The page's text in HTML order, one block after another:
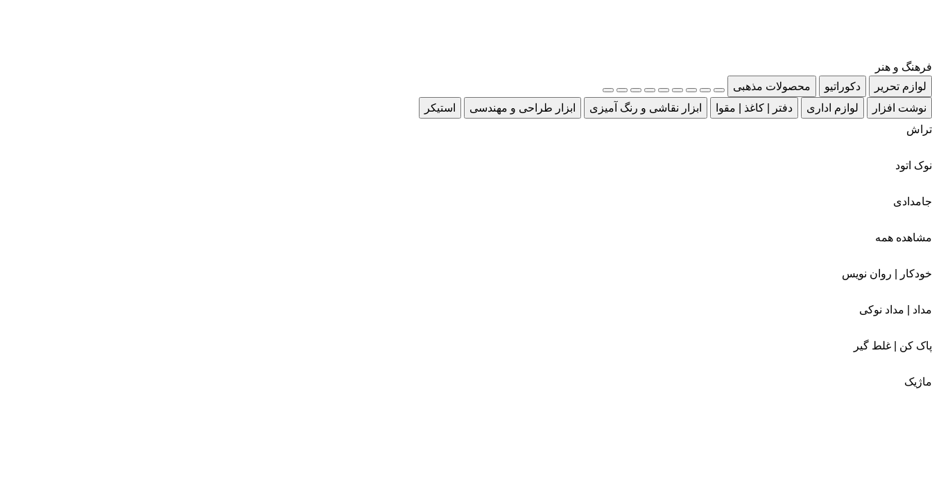
فرهنگ و هنر
لوازم تحریر
دکوراتیو
محصولات مذهبی
نوشت افزار
لوازم اداری دفتر | کاغذ | مقوا ابزار نقاشی و رنگ آمیزی ابزار طراحی و مهندسی
استیکر
تراش
نوک اتود
جامدادی
مشاهده همه
خودکار | روان نویس
مداد | مداد نوکی
پاک کن | غلط گیر
ماژیک